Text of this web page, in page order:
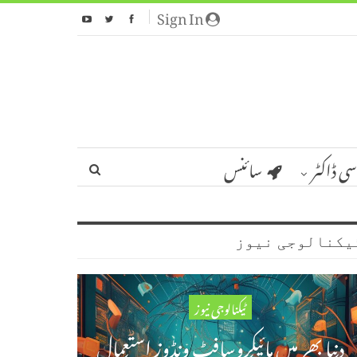
Sign In
ڈاکٹر سائنس
نیوز
ٹیکنالوجی نیوز
دنیا بھر میں مائیکروسافٹ ونڈوز استعمال